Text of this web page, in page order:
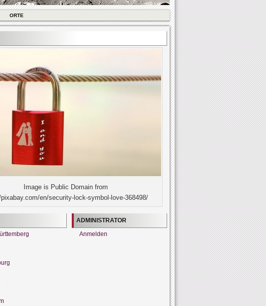
ORTE
Image is Public Domain from
en/security-lock-symbol-love-368498/
ADMINISTRATOR
Anmelden